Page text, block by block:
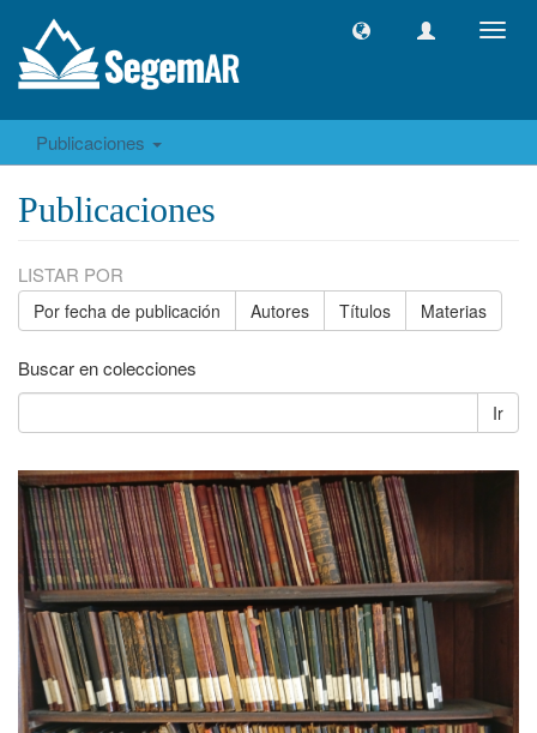
Publicaciones
Publicaciones
LISTAR POR
Por fecha de publicación Autores Títulos Materias
Buscar en colecciones
Ir